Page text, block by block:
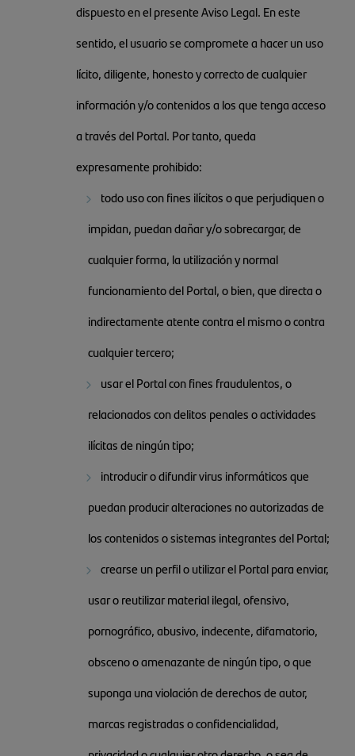
dispuesto en el presente Aviso Legal. En este
sentido, el usuario se compromete a hacer un uso
lícito, diligente, honesto y correcto de cualquier
información y/o contenidos a los que tenga acceso
a través del Portal. Por tanto, queda
expresamente prohibido:
todo uso con fines ilícitos o que perjudiquen o
impidan, puedan dañar y/o sobrecargar, de
cualquier forma, la utilización y normal
funcionamiento del Portal, o bien, que directa o
indirectamente atente contra el mismo o contra
cualquier tercero;
usar el Portal con fines fraudulentos, o
relacionados con delitos penales o actividades
ilícitas de ningún tipo;
introducir o difundir virus informáticos que
puedan producir alteraciones no autorizadas de
los contenidos o sistemas integrantes del Portal;
crearse un perfil o utilizar el Portal para enviar,
usar o reutilizar material ilegal, ofensivo,
pornográfico, abusivo, indecente, difamatorio,
obsceno o amenazante de ningún tipo, o que
suponga una violación de derechos de autor,
marcas registradas o confidencialidad,